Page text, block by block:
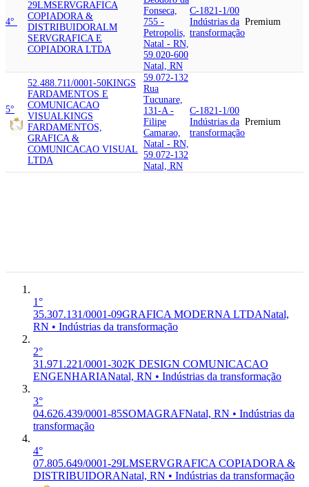
4°
29LMSERVGRAFICA
COPIADORA &
DISTRIBUIDORALM
SERVGRAFICA E
COPIADORA LTDA
Fonseca,
755 -
Petropolis,
Natal - RN,
59.020-600
Natal, RN
C-1821-1/00
Indústrias da
transformação
Premium
5°
52.488.711/0001-50KINGS
FARDAMENTOS E
COMUNICACAO
VISUALKINGS
FARDAMENTOS,
GRAFICA &
COMUNICACAO VISUAL
LTDA
59.072-132
Rua
Tucunare,
131-A -
Filipe
Camarao,
Natal - RN,
59.072-132
Natal, RN
C-1821-1/00
Indústrias da
transformação
Premium
1°
35.307.131/0001-09GRAFICA MODERNA LTDANatal,
RN • Indústrias da transformação
2°
31.971.221/0001-302K DESIGN COMUNICACAO
ENGENHARIANatal, RN • Indústrias da transformação
3°
04.626.439/0001-85SOMAGRAFNatal, RN • Indústrias da
transformação
4°
07.805.649/0001-29LMSERVGRAFICA COPIADORA &
DISTRIBUIDORANatal, RN • Indústrias da transformação